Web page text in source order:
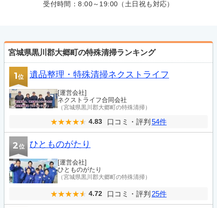
受付時間：8:00～19:00（土日祝も対応）
宮城県黒川郡大郷町の特殊清掃ランキング
1位 遺品整理・特殊清掃ネクストライフ
[運営会社]
ネクストライフ合同会社
（宮城県黒川郡大郷町の特殊清掃）
4.83 口コミ・評判 54件
2位 ひとものがたり
[運営会社]
ひとものがたり
（宮城県黒川郡大郷町の特殊清掃）
4.72 口コミ・評判 25件